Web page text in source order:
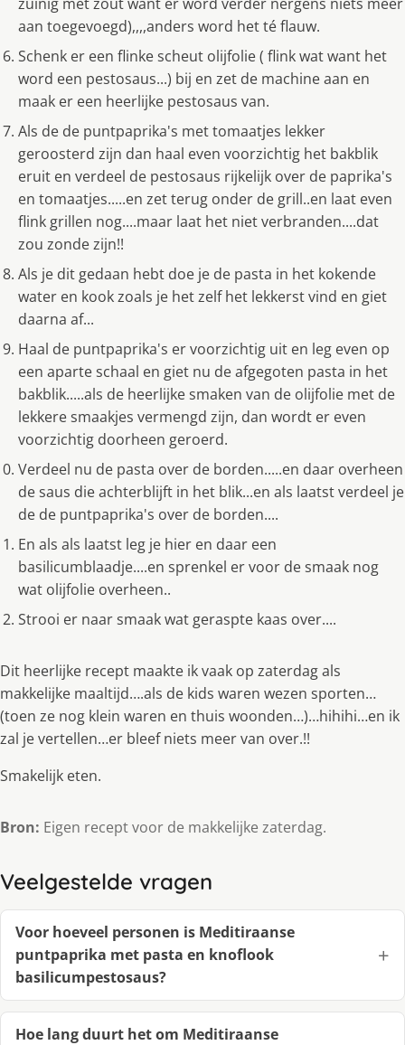
aan toegevoegd),,,,anders word het té flauw.
Schenk er een flinke scheut olijfolie ( flink wat want het
word een pestosaus...) bij en zet de machine aan en
maak er een heerlijke pestosaus van.
Als de de puntpaprika's met tomaatjes lekker
geroosterd zijn dan haal even voorzichtig het bakblik
eruit en verdeel de pestosaus rijkelijk over de paprika's
en tomaatjes.....en zet terug onder de grill..en laat even
flink grillen nog....maar laat het niet verbranden....dat
zou zonde zijn!!
Als je dit gedaan hebt doe je de pasta in het kokende
water en kook zoals je het zelf het lekkerst vind en giet
daarna af...
Haal de puntpaprika's er voorzichtig uit en leg even op
een aparte schaal en giet nu de afgegoten pasta in het
bakblik.....als de heerlijke smaken van de olijfolie met de
lekkere smaakjes vermengd zijn, dan wordt er even
voorzichtig doorheen geroerd.
Verdeel nu de pasta over de borden.....en daar overheen
de saus die achterblijft in het blik...en als laatst verdeel je
de de puntpaprika's over de borden....
En als als laatst leg je hier en daar een
basilicumblaadje....en sprenkel er voor de smaak nog
wat olijfolie overheen..
Strooi er naar smaak wat geraspte kaas over....
Dit heerlijke recept maakte ik vaak op zaterdag als
makkelijke maaltijd….als de kids waren wezen sporten…
(toen ze nog klein waren en thuis woonden…)…hihihi…en ik
zal je vertellen…er bleef niets meer van over.!!
Smakelijk eten.
Bron: Eigen recept voor de makkelijke zaterdag.
Veelgestelde vragen
Voor hoeveel personen is Meditiraanse
puntpaprika met pasta en knoflook
basilicumpestosaus?
Hoe lang duurt het om Meditiraanse